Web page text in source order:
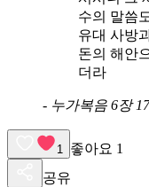
수의 말씀
유대 사방
돈의 해안
더라
- 누가복음 6장
1 좋아요 1
공유